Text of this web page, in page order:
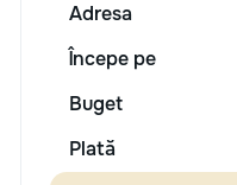
Adresa
Începe pe
Buget
Plată